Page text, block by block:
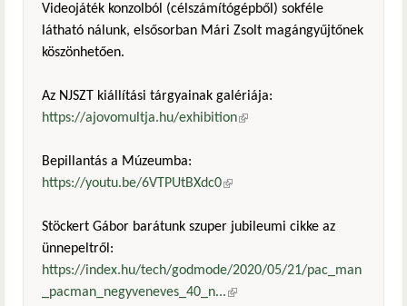
Videojáték konzolból (célszámítógépből) sokféle
látható nálunk, elsősorban Mári Zsolt magángyűjtőnek
köszönhetően.
Az NJSZT kiállítási tárgyainak galériája:
https://ajovomultja.hu/exhibition(külső hivatkozás)
Bepillantás a Múzeumba:
https://youtu.be/6VTPUtBXdc0(külső hivatkozás)
Stöckert Gábor barátunk szuper jubileumi cikke az
ünnepeltről:
https://index.hu/tech/godmode/2020/05/21/pac_man
_pacman_negyveneves_40_n...(külső hivatkozás)